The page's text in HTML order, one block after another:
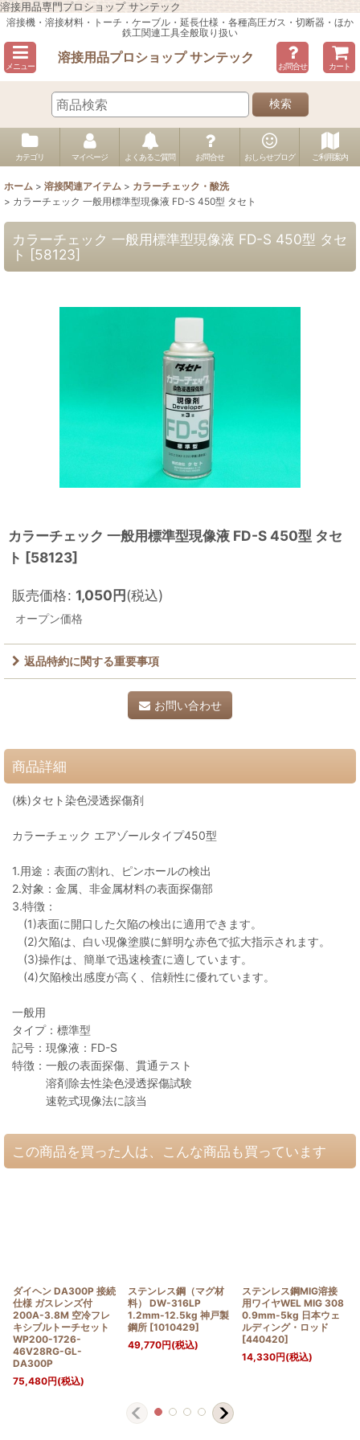
溶接用品専門プロショップ サンテック
溶接機・溶接材料・トーチ・ケーブル・延長仕様・各種高圧ガス・切断器・ほか
鉄工関連工具全般取り扱い
メニュー
溶接用品プロショップ サンテック
お問合せ カート
検索
カテゴリ マイページ よくあるご質問 お問合せ おしらせブログ ご利用案内
ホーム > 溶接関連アイテム > カラーチェック・酸洗
> カラーチェック 一般用標準型現像液 FD-S 450型 タセト
カラーチェック 一般用標準型現像液 FD-S 450型 タセ
ト [58123]
カラーチェック 一般用標準型現像液 FD-S 450型 タセ
ト [58123]
販売価格: 1,050円(税込)
オープン価格
返品特約に関する重要事項
お問い合わせ
商品詳細
(株)タセト染色浸透探傷剤
カラーチェック エアゾールタイプ450型
1.用途：表面の割れ、ピンホールの検出
2.対象：金属、非金属材料の表面探傷部
3.特徴：
(1)表面に開口した欠陥の検出に適用できます。
(2)欠陥は、白い現像塗膜に鮮明な赤色で拡大指示されます。
(3)操作は、簡単で迅速検査に適しています。
(4)欠陥検出感度が高く、信頼性に優れています。
一般用
タイプ：標準型
記号：現像液：FD-S
特徴：一般の表面探傷、貫通テスト
溶剤除去性染色浸透探傷試験
速乾式現像法に該当
この商品を買った人は、こんな商品も買っています
ダイヘン DA300P 接続
仕様 ガスレンズ付
200A-3.8M 空冷フレ
キシブルトーチセット
WP200-1726-
46V28RG-GL-
DA300P
75,480円(税込)
ステンレス鋼（マグ材
料） DW-316LP
1.2mm-12.5kg 神戸製
鋼所 [1010429]
49,770円(税込)
ステンレス鋼MIG溶接
用ワイヤWEL MIG 308
0.9mm-5kg 日本ウェ
ルディング・ロッド
[440420]
14,330円(税込)